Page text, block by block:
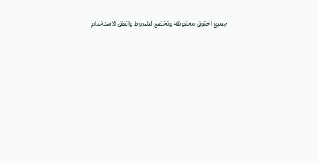
جميع الحقوق محفوظة وتخضع لشروط واتفاق الاستخدام